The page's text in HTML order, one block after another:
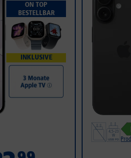
ON TOP
BESTELLBAR
INKLUSIVE